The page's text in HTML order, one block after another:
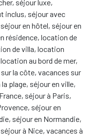
séjour luxe,
inclus, séjour avec
en hôtel, séjour en
résidence, location de
de villa, location
au bord de mer,
la côte, vacances sur
la plage, séjour en ville,
séjour à Paris,
séjour en
séjour en Normandie,
à Nice, vacances à